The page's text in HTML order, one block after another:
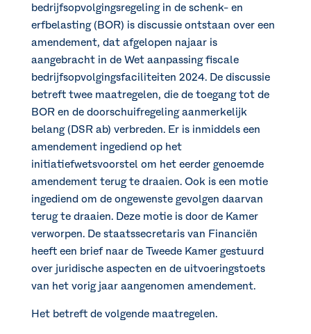
bedrijfsopvolgingsregeling in de schenk- en
erfbelasting (BOR) is discussie ontstaan over een
amendement, dat afgelopen najaar is
aangebracht in de Wet aanpassing fiscale
bedrijfsopvolgingsfaciliteiten 2024. De discussie
betreft twee maatregelen, die de toegang tot de
BOR en de doorschuifregeling aanmerkelijk
belang (DSR ab) verbreden. Er is inmiddels een
amendement ingediend op het
initiatiefwetsvoorstel om het eerder genoemde
amendement terug te draaien. Ook is een motie
ingediend om de ongewenste gevolgen daarvan
terug te draaien. Deze motie is door de Kamer
verworpen. De staatssecretaris van Financiën
heeft een brief naar de Tweede Kamer gestuurd
over juridische aspecten en de uitvoeringstoets
van het vorig jaar aangenomen amendement.
Het betreft de volgende maatregelen.